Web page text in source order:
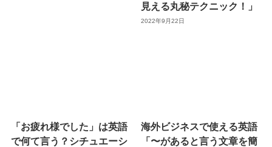
見える丸秘テクニック！」
2022年9月22日
「お疲れ様でした」は英語
で何て言う？シチュエーシ
海外ビジネスで使える英語
「〜があると言う文章を簡